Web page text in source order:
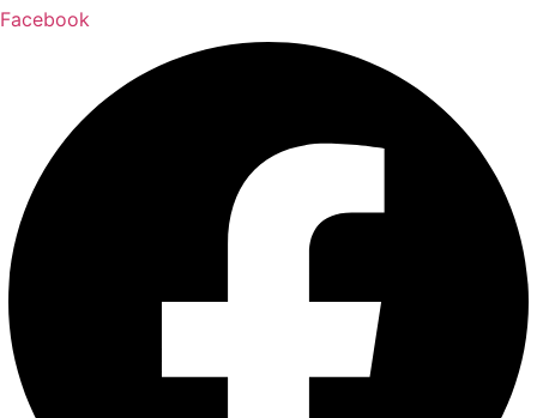
Facebook